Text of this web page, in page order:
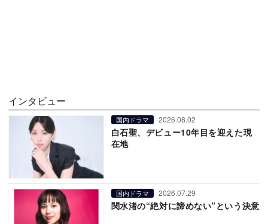
インタビュー
国内ドラマ 2026.08.02
白石聖、デビュー10年目を迎えた現
在地
国内ドラマ 2026.07.29
関水渚の“絶対に諦めない”という決意